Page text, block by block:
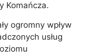
Komańcza.
ogromny wpływ
usług